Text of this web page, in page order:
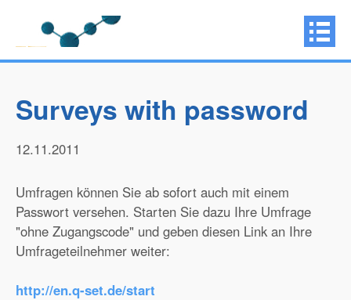
Surveys with password
12.11.2011
Umfragen können Sie ab sofort auch mit einem
Passwort versehen. Starten Sie dazu Ihre Umfrage
"ohne Zugangscode" und geben diesen Link an Ihre
Umfrageteilnehmer weiter:
http://en.q-set.de/start